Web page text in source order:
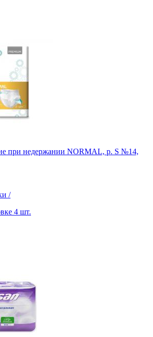
при недержании NORMAL, р. S №14,
/
4 шт.